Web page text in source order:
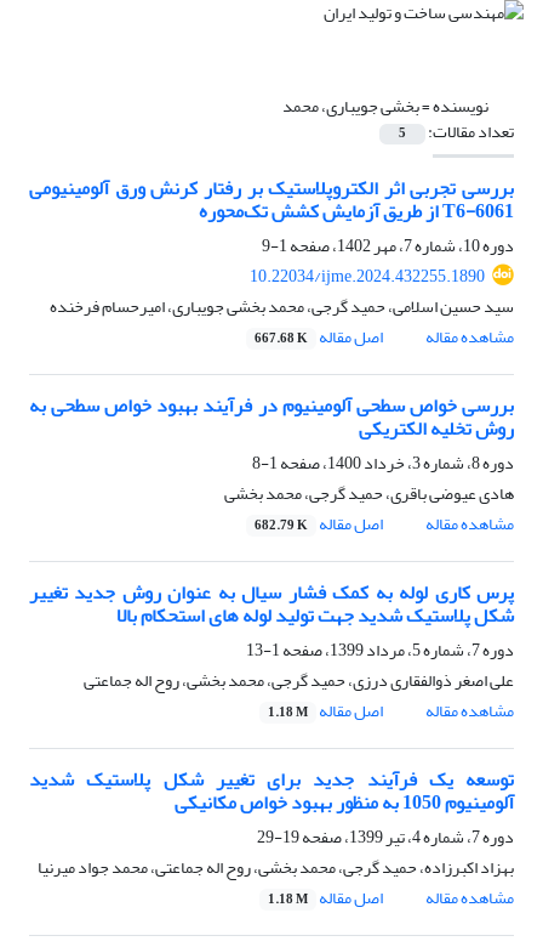
نویسنده =بخشی جویباری، محمد
تعداد مقالات: 5
بررسی تجربی اثر الکتروپلاستیک بر رفتار کرنش ورق ‌آلومینیومی‌
‌6061-T6 از طریق آزمایش کشش تک‌محوره
دوره 10، شماره 7، مهر 1402، صفحه
1-9
10.22034/ijme.2024.432255.1890
سید حسین اسلامی، حمید گرجی، محمد بخشی جویباری، امیرحسام فرخنده
مشاهده مقاله
اصل مقاله 667.68 K
بررسی خواص سطحی آلومینیوم در فرآیند بهبود خواص سطحی به
روش تخلیه الکتریکی
دوره 8، شماره 3، خرداد 1400، صفحه
1-8
هادی عیوضی باقری، حمید گرجی، محمد بخشی
مشاهده مقاله
اصل مقاله 682.79 K
پرس کاری لوله به کمک فشار سیال به عنوان روش جدید تغییر
شکل پلاستیک شدید جهت تولید لوله های استحکام بالا
دوره 7، شماره 5، مرداد 1399، صفحه
1-13
علی اصغر ذوالفقاری درزی، حمید گرجی، محمد بخشی، روح اله جماعتی
مشاهده مقاله
اصل مقاله 1.18 M
توسعه یک فرآیند جدید برای تغییر شکل پلاستیک شدید
آلومینیوم 1050 به منظور بهبود خواص مکانیکی
دوره 7، شماره 4، تیر 1399، صفحه
19-29
بهزاد اکبرزاده، حمید گرجی، محمد بخشی، روح اله جماعتی، محمد جواد میرنیا
مشاهده مقاله
اصل مقاله 1.18 M